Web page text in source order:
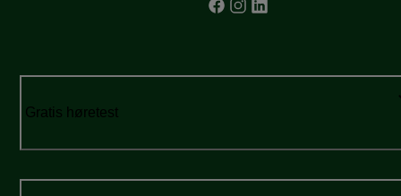
Gratis høretest